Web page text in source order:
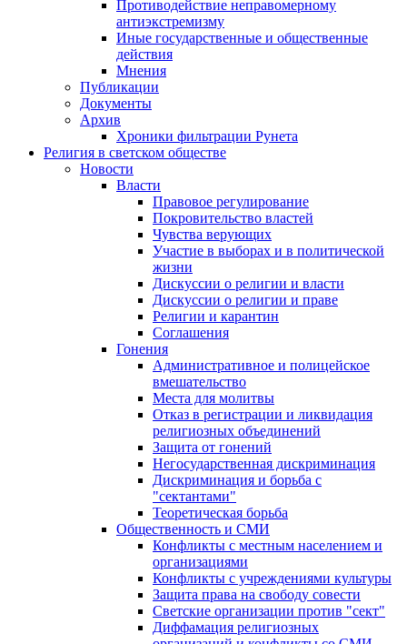
Противодействие неправомерному
антиэкстремизму
Иные государственные и общественные
действия
Мнения
Публикации
Документы
Архив
Хроники фильтрации Рунета
Религия в светском обществе
Новости
Власти
Правовое регулирование
Покровительство властей
Чувства верующих
Участие в выборах и в политической
жизни
Дискуссии о религии и власти
Дискуссии о религии и праве
Религии и карантин
Соглашения
Гонения
Административное и полицейское
вмешательство
Места для молитвы
Отказ в регистрации и ликвидация
религиозных объединений
Защита от гонений
Негосударственная дискриминация
Дискриминация и борьба с
"сектантами"
Теоретическая борьба
Общественность и СМИ
Конфликты с местным населением и
организациями
Конфликты с учреждениями культуры
Защита права на свободу совести
Светские организации против "сект"
Диффамация религиозных